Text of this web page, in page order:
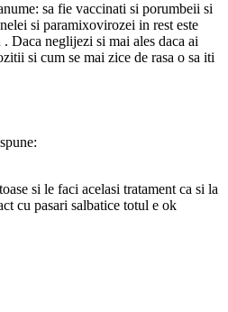
sa fie vaccinati si porumbeii si
si paramixovirozei in rest este
Daca neglijezi si mai ales daca ai
si cum se mai zice de rasa o sa iti
spune:
si le faci acelasi tratament ca si la
cu pasari salbatice totul e ok